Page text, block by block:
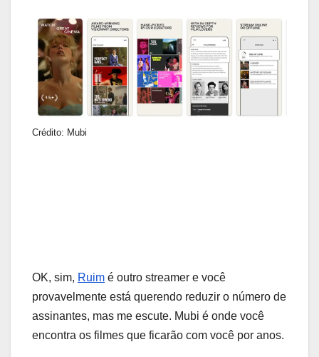
Crédito: Mubi
OK, sim, Ruim é outro streamer e você
provavelmente está querendo reduzir o número de
assinantes, mas me escute. Mubi é onde você
encontra os filmes que ficarão com você por anos.